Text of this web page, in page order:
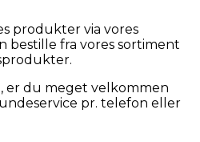
produkter via vores
bestille fra vores sortiment
er du meget velkommen
pr. telefon eller